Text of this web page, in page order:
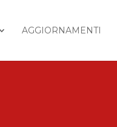
AGGIORNAMENTI